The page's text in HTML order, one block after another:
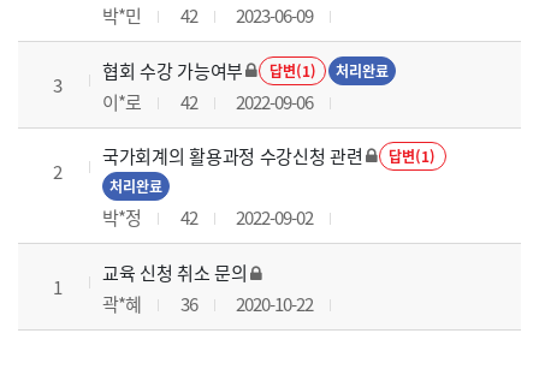
박*민 42 2023-06-09
3
협회 수강 가능여부 답변(1) 처리완료
이*로 42 2022-09-06
2
국가회계의 활용과정 수강신청 관련
답변(1)
처리완료
박*정 42 2022-09-02
1
교육 신청 취소 문의
곽*혜
36 2020-10-22